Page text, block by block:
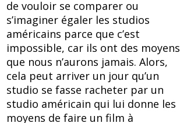
de vouloir se comparer ou
s’imaginer égaler les studios
américains parce que c’est
impossible, car ils ont des moyens
que nous n’aurons jamais. Alors,
cela peut arriver un jour qu’un
studio se fasse racheter par un
studio américain qui lui donne les
moyens de faire un film à